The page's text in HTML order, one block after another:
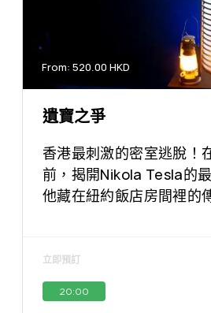
From: 520.00 HKD
遺寶之爭
香港最刺激的密室逃脫！
前，揭開Nikola Tesla的
他藏在紐約飯店房間裡的
立即預訂
20:00